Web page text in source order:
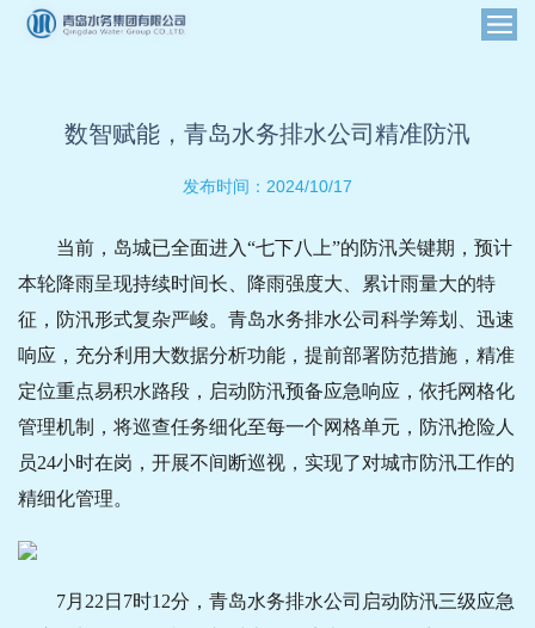
数智赋能，青岛水务排水公司精准防汛
发布时间： 2024/10/17
当前，岛城已全面进入“七下八上”的防汛关键期，预计
本轮降雨呈现持续时间长、降雨强度大、累计雨量大的特
征，防汛形式复杂严峻。青岛水务排水公司科学筹划、迅速
响应，充分利用大数据分析功能，提前部署防范措施，精准
定位重点易积水路段，启动防汛预备应急响应，依托网格化
管理机制，将巡查任务细化至每一个网格单元，防汛抢险人
员24小时在岗，开展不间断巡视，实现了对城市防汛工作的
精细化管理。
7月22日7时12分，青岛水务排水公司启动防汛三级应急